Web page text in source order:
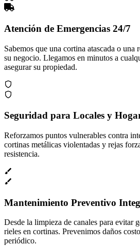
Atención de Emergencias 24/7
Sabemos que una cortina atascada o una
su negocio. Llegamos en minutos a
asegurar su propiedad.
Seguridad para Locales y
Reforzamos puntos vulnerables contra
cortinas metálicas violentadas y rejas
resistencia.
Mantenimiento Preventivo
Desde la limpieza de canales para evitar
rieles en cortinas. Prevenimos daños
periódico.